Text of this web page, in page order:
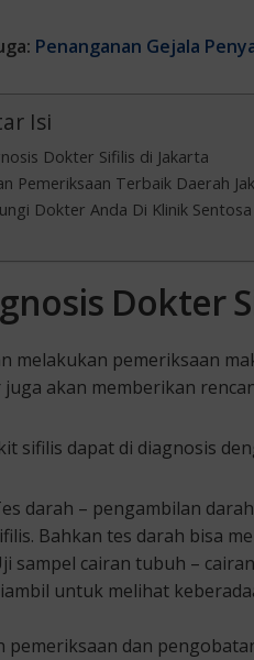
Penanganan Gejala
Isi
Dokter Sifilis di Jakarta
Pemeriksaan Terbaik Daerah
Dokter Anda Di Klinik Sentosa
Dokter
melakukan pemeriksaan
akan memberikan
sifilis dapat di diagnosis
darah – pengambilan
Bahkan tes darah bisa
sampel cairan tubuh –
untuk melihat
pemeriksaan dan